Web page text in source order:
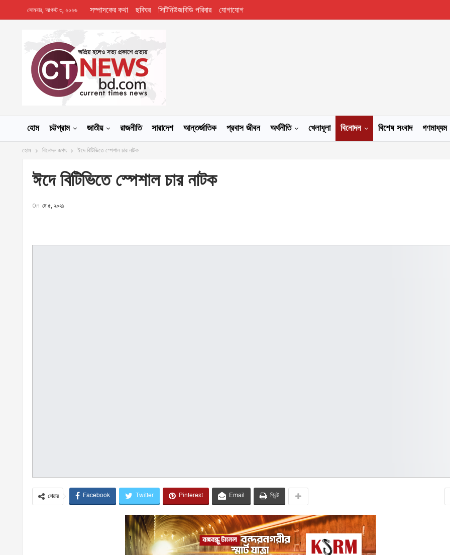
সোমবার, আগস্ট ৩, ২০২৬ সম্পাদকের কথা ছবিঘর সিটিনিউজবিডি পরিবার যোগাযোগ
হোম চট্টগ্রাম জাতীয় রাজনীতি সারাদেশ আন্তর্জাতিক প্রবাস জীবন অর্থনীতি খেলাধূলা বিনোদন বিশেষ সংবাদ গণমাধ্যম
হোম বিনোদন জগৎ ঈদে বিটিভিতে স্পেশাল চার নাটক
ঈদে বিটিভিতে স্পেশাল চার নাটক
On মে ৫, ২০২১
শেয়ার Facebook Twitter Pinterest Email প্রিন্ট